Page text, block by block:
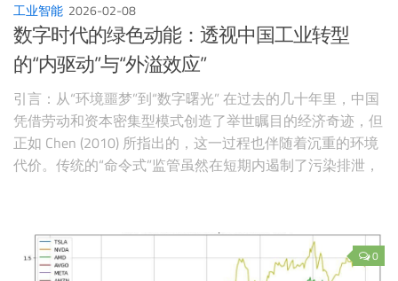
工业智能 2026-02-08
数字时代的绿色动能：透视中国工业转型
的“内驱动”与“外溢效应”
引言：从“环境噩梦”到“数字曙光” 在过去的几十年里，中国
凭借劳动和资本密集型模式创造了举世瞩目的经济奇迹，但
正如 Chen (2010) 所指出的，这一过程也伴随着沉重的环境
代价。传统的“命令式”监管虽然在短期内遏制了污染排泄，
量，成为学术界与决策者的共同目标。 Frontiers 2025
0